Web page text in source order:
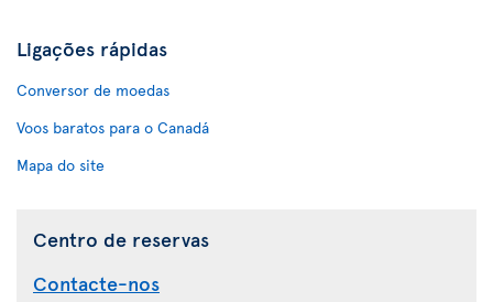
Ligações rápidas
Conversor de moedas
Voos baratos para o Canadá
Mapa do site
Centro de reservas
Contacte-nos